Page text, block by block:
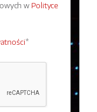
w Polityce
*